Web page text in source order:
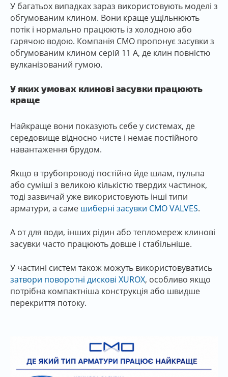
У багатьох випадках зараз використовують моделі з
обгумованим клином. Вони краще ущільнюють
потік і нормально працюють із холодною або
гарячою водою. Компанія СМО пропонує засувки з
обгумованим клином серій 11 А, де клин повністю
вулканізований гумою.
У яких умовах клинові засувки працюють
краще
Найкраще вони показують себе у системах, де
середовище відносно чисте і немає постійного
навантаження брудом.
Якщо в трубопроводі постійно йде шлам, пульпа
або суміші з великою кількістю твердих частинок,
тоді зазвичай уже використовують інші типи
арматури, а саме шиберні засувки CMO VALVES.
А от для води, інших рідин або тепломереж клинові
засувки часто працюють довше і стабільніше.
У частині систем також можуть використовуватись
затвори поворотні дискові XUROX, особливо якщо
потрібна компактніша конструкція або швидше
перекриття потоку.